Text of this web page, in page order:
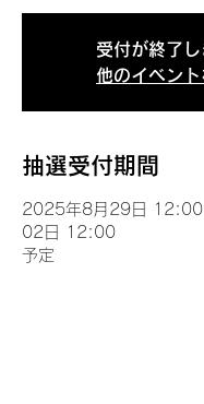
受付が終了し
他のイベン
抽選受付期間
2025年8月29日
02日 12:00
予定